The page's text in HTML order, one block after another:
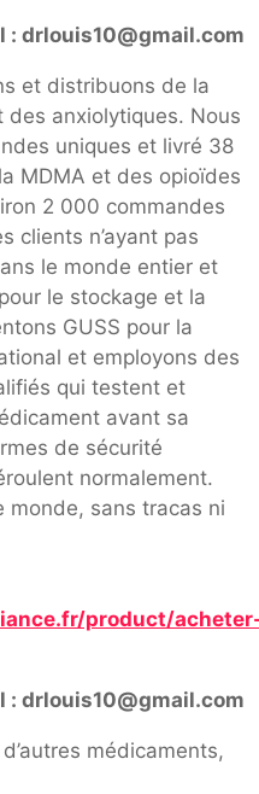
drlouis10@gmail.com
et distribuons de la
des anxiolytiques. Nous
uniques et livré 38
MDMA et des opioïdes
2 000 commandes
clients n’ayant pas
le monde entier et
le stockage et la
GUSS pour la
et employons des
qui testent et
avant sa
de sécurité
normalement.
monde, sans tracas ni
product/
drlouis10@gmail.com
médicaments,